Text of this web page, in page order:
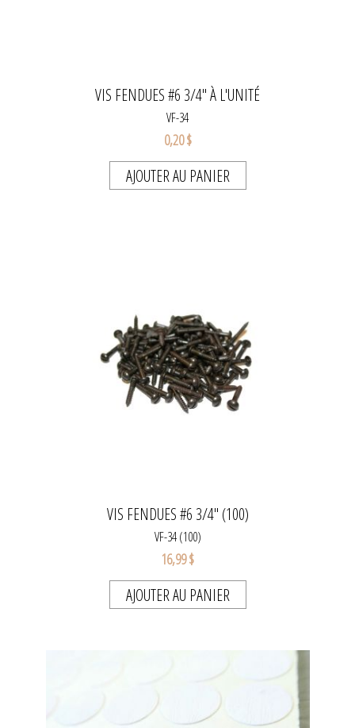
VIS FENDUES #6 3/4" À L'UNITÉ
VF-34
0,20 $
AJOUTER AU PANIER
VIS FENDUES #6 3/4" (100)
VF-34 (100)
16,99 $
AJOUTER AU PANIER